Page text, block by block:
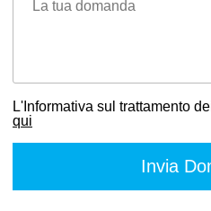
La tua domanda
L'Informativa sul trattamento
qui